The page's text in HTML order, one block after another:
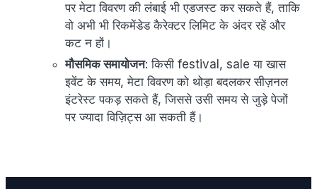
पर मेटा विवरण की लंबाई भी एडजस्ट कर सकते हैं, ताकि
वो अभी भी रिकमेंडेड कैरेक्टर लिमिट के अंदर रहें और
कट न हों।
मौसमिक समायोजन: किसी festival, sale या खास
इवेंट के समय, मेटा विवरण को थोड़ा बदलकर सीज़नल
इंटरेस्ट पकड़ सकते हैं, जिससे उसी समय से जुड़े पेजों
पर ज्यादा विज़िट्स आ सकती हैं।